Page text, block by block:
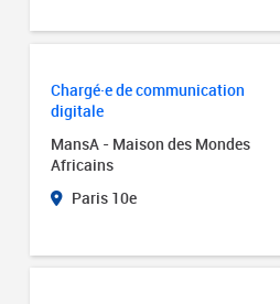
Chargé·e de communication
digitale
MansA - Maison des Mondes
Africains
Paris 10e